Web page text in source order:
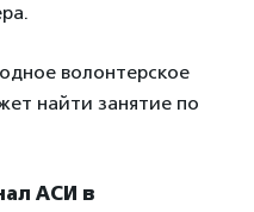
волонтерское
найти занятие по
АСИ в